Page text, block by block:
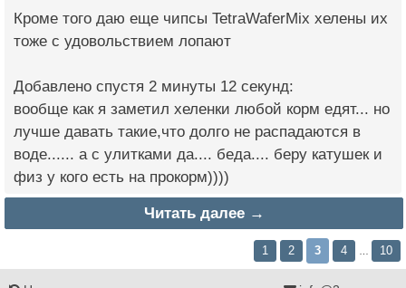
Кроме того даю еще чипсы TetraWaferMix хелены их
тоже с удовольствием лопают
Добавлено спустя 2 минуты 12 секунд:
вообще как я заметил хеленки любой корм едят... но
лучше давать такие,что долго не распадаются в
воде...... а с улитками да.... беда.... беру катушек и
физ у кого есть на прокорм))))
Читать далее →
1 2 3 4 … 10